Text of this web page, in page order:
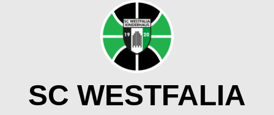
SC WESTFALIA